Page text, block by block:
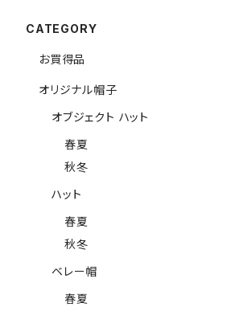
CATEGORY
お買得品
オリジナル帽子
オブジェクト ハット
春夏
秋冬
ハット
春夏
秋冬
ベレー帽
春夏